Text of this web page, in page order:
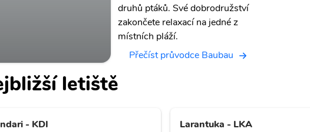
druhů ptáků. Své dobrodružství
zakončete relaxací na jedné z
místních pláží.
Přečíst průvodce Baubau
letiště
- KDI
Larantuka - LKA